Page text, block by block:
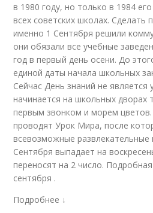
в 1980 году, но только в 1984
всех советских школах.
именно 1 Сентября решили
они обязали все учебные
год в первый день осени. До
единой даты начала школьных
Сейчас День знаний не
начинается на школьных дворах
первым звонком и морем цветов.
проводят Урок Мира, после
всевозможные развлекательные
Сентября выпадает на
переносят на 2 число.
сентября .
Подробнее ↓